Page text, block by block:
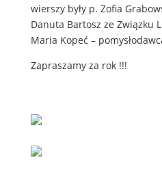
wierszy były p. Zofia
Danuta Bartosz ze Związku
Maria Kopeć –
Zapraszamy za rok !!!